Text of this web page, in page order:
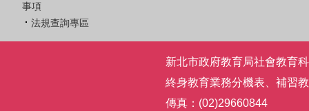
事項
法規查詢專區
新北市政府教育局社會教育
終身教育業務分機表
補習
傳真：(02)29660844